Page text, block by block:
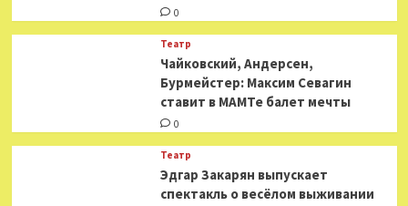
0
Театр
​​Чайковский, Андерсен,
Бурмейстер: Максим Севагин
ставит в МАМТе балет мечты
0
Театр
Эдгар Закарян выпускает
спектакль о весёлом выживании